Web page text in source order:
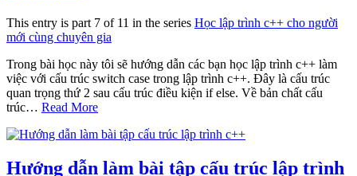
This entry is part 7 of 11 in the series Học lập trình c++ cho người
mới cùng chuyên gia
Trong bài học này tôi sẽ hướng dẫn các bạn học lập trình c++ làm
việc với cấu trúc switch case trong lập trình c++. Đây là cấu trúc
quan trọng thứ 2 sau cấu trúc điều kiện if else. Về bản chất cấu
trúc… Read More
Hướng dẫn làm bài tập cấu trúc lập trình